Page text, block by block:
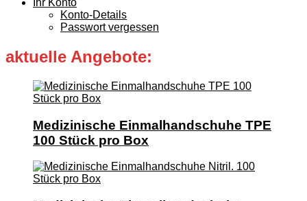
Ihr Konto
Konto-Details
Passwort vergessen
aktuelle Angebote:
Medizinische Einmalhandschuhe TPE
100 Stück pro Box